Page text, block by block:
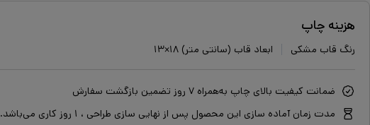
هزینه چاپ
رنگ قاب مشکی ابعاد قاب (سانتی متر) ۱۸×۱۳
ضمانت کیفیت بالای چاپ به‌همراه ۷ روز تضمین بازگشت سفارش
مدت زمان آماده سازی این محصول پس از نهایی سازی طراحی ، ۱ روز کاری می‌باشد.